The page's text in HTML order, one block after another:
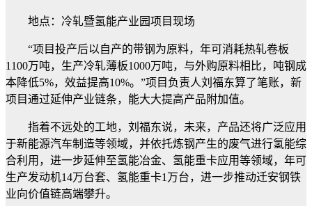
地点：冷轧暨氢能产业园项目现场
“项目投产后以自产的带钢为原料，年可消耗热轧卷板
1100万吨，生产冷轧薄板1000万吨，与外购原料相比，吨钢成
本降低5%，效益提高10%。”项目负责人刘福东算了笔账，新
项目通过延伸产业链条，能大大提高产品附加值。
指着不远处的工地，刘福东说，未来，产品还将广泛应用
于新能源汽车制造等领域，并依托炼钢产生的废气进行氢能综
合利用，进一步延伸至氢能冶金、氢能重卡应用等领域，年可
生产发动机14万台套、氢能重卡1万台，进一步推动迁安钢铁
业向价值链高端攀升。